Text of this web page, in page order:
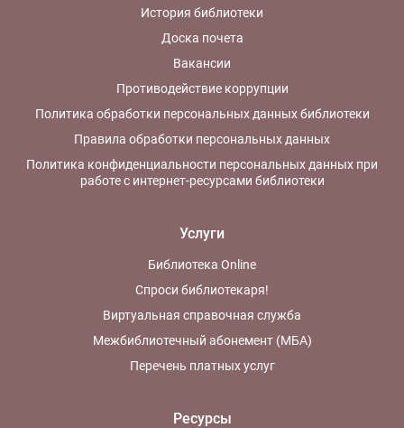
История библиотеки
Доска почета
Вакансии
Противодействие коррупции
Политика обработки персональных данных библиотеки
Правила обработки персональных данных
Политика конфиденциальности персональных данных при
работе с интернет-ресурсами библиотеки
Услуги
Библиотека Online
Спроси библиотекаря!
Виртуальная справочная служба
Межбиблиотечный абонемент (МБА)
Перечень платных услуг
Ресурсы